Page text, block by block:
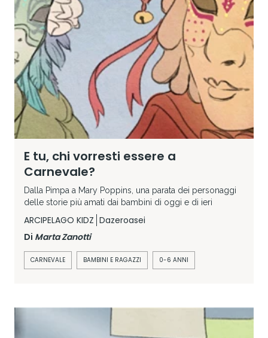
E tu, chi vorresti essere a
Carnevale?
Dalla Pimpa a Mary Poppins, una parata dei personaggi
delle storie più amati dai bambini di oggi e di ieri
ARCIPELAGO KIDZ Dazeroasei
Di Marta Zanotti
CARNEVALE BAMBINI E RAGAZZI 0-6 ANNI